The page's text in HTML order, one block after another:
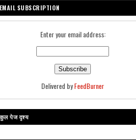
EMAIL SUBSCRIPTION
Enter your email address:
Delivered byFeedBurner
पेज दृश्य